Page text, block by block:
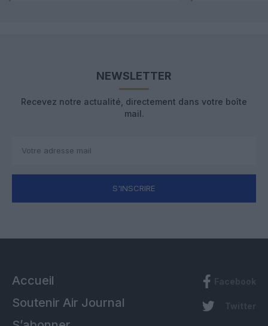
NEWSLETTER
Recevez notre actualité, directement dans votre boîte
mail.
S'INSCRIRE
Accueil
Soutenir Air Journal